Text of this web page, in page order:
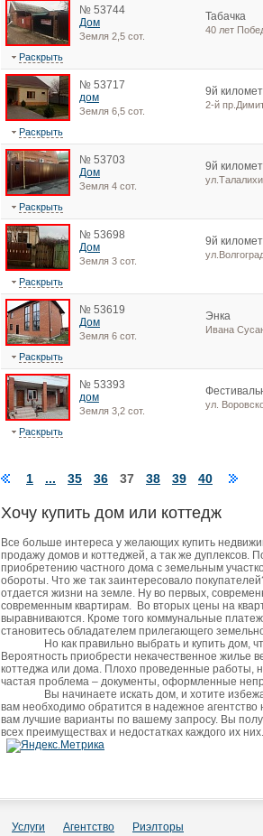
№ 53744
Дом
Земля 2,5 сот.
Табачка
40 лет
Раскрыть
№ 53717
дом
Земля 6,5 сот.
9й
2-й
Раскрыть
№ 53703
Дом
Земля 4 сот.
9й
Раскрыть
№ 53698
Дом
Земля 3 сот.
9й
Раскрыть
№ 53619
Дом
Земля 6 сот.
Энка
Ивана
Раскрыть
№ 53393
дом
Земля 3,2 сот.
ул.
Раскрыть
1 ... 35 36 37 38 39 40
Хочу купить дом или коттедж
Все больше интереса у желающих купить
продажу домов и коттеджей, а так же дуплексов.
приобретению частного дома с земельным
обороты. Что же так заинтересовало
отдается жизни на земле. Ну во первых,
современным квартирам. Во вторых цены на
выравниваются. Кроме того коммунальные
становитесь обладателем прилегающего
Но как правильно выбрать и купить дом,
Вероятность приобрести некачественное жилье
коттеджа или дома. Плохо проведенные работы,
частая проблема – документы, оформленные
Вы начинаете искать дом, и хотите
вам необходимо обратится в надежное
вам лучшие варианты по вашему запросу. Вы
всех преимуществах и недостатках каждого их них.
Услуги Агентство Риэлторы